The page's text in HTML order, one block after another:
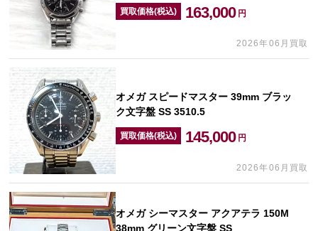
買取価格(税込) 163,000 円
2026年06月買取
オメガ スピードマスター 39mm ブラッ
ク文字盤 SS 3510.5
買取価格(税込) 145,000 円
2026年06月買取
オメガ シーマスター アクアテラ 150M
38mm グリーン文字盤 SS